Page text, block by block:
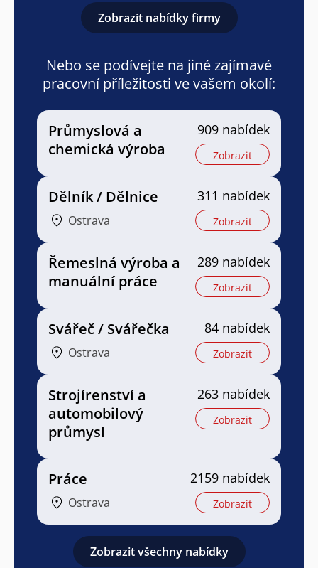
Zobrazit nabídky firmy
Nebo se podívejte na jiné zajímavé
pracovní příležitosti ve vašem okolí:
Průmyslová a
chemická výroba
909 nabídek
Zobrazit
Dělník / Dělnice
Ostrava
311 nabídek
Zobrazit
Řemeslná výroba a
manuální práce
289 nabídek
Zobrazit
Svářeč / Svářečka
Ostrava
84 nabídek
Zobrazit
Strojírenství a
automobilový
průmysl
263 nabídek
Zobrazit
Práce
Ostrava
2159 nabídek
Zobrazit
Zobrazit všechny nabídky